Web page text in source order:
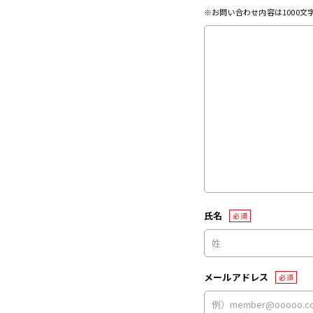
※お問い合わせ内容は1000文
氏名 必須
メールアドレス 必須